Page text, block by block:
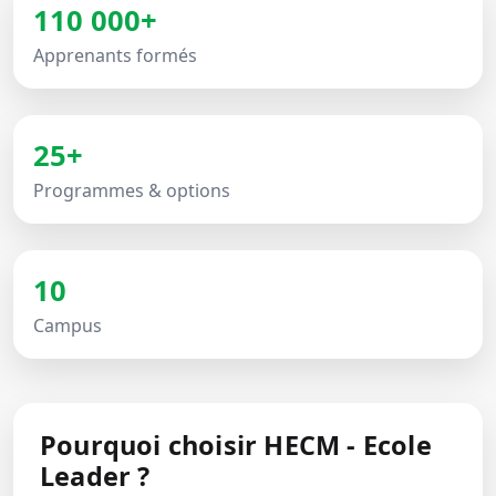
110 000+
Apprenants formés
25+
Programmes & options
10
Campus
Pourquoi choisir HECM - Ecole
Leader ?